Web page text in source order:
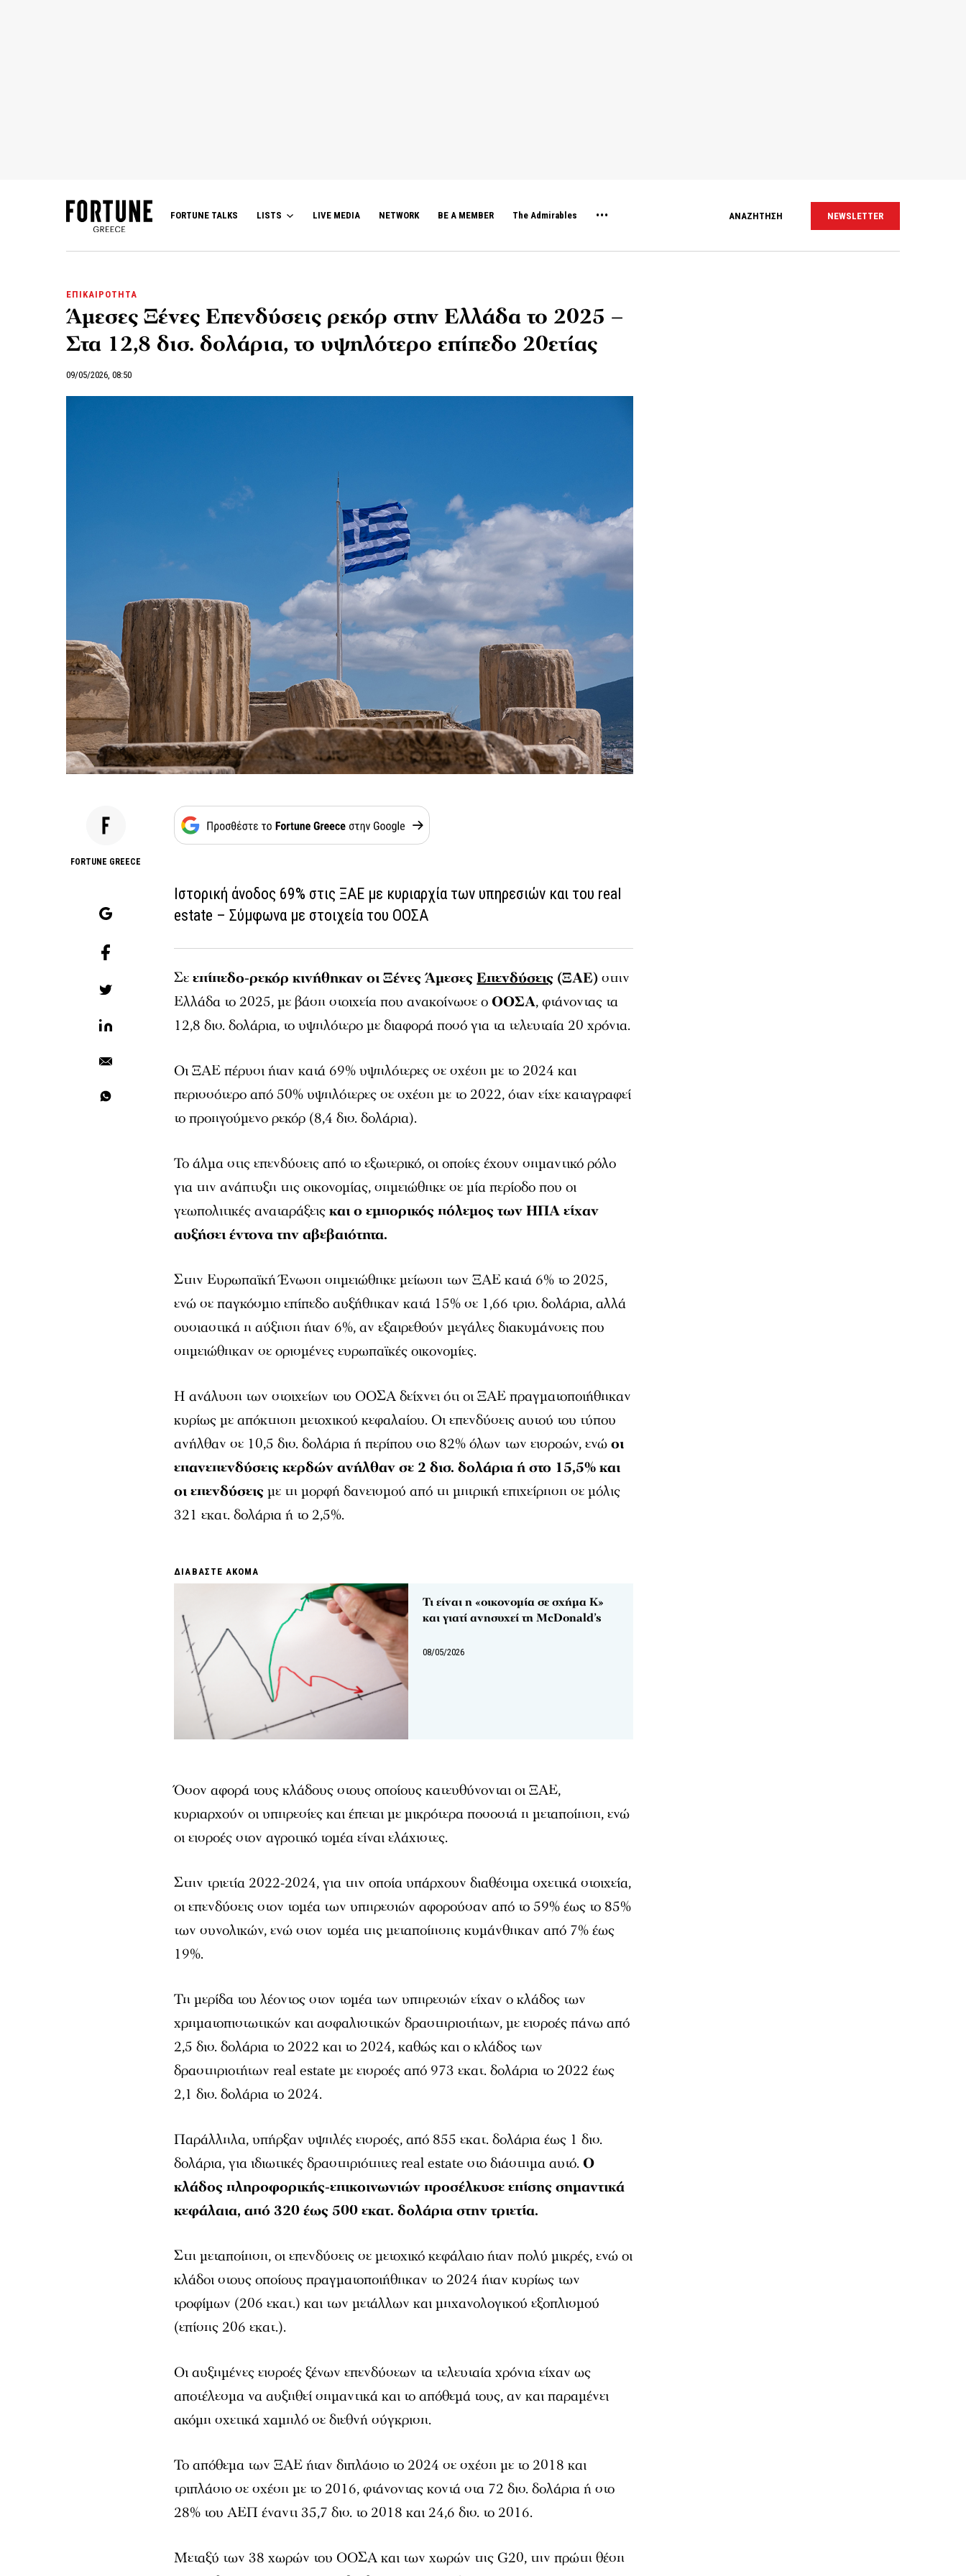
FORTUNE TALKS LISTS LIVE MEDIA NETWORK BE A MEMBER The Admirables ΑΝΑΖΗΤΗΣΗ NEWSLETTER
ΕΠΙΚΑΙΡΟΤΗΤΑ
Άμεσες Ξένες Επενδύσεις ρεκόρ στην Ελλάδα το 2025 –
Στα 12,8 δισ. δολάρια, το υψηλότερο επίπεδο 20ετίας
09/05/2026, 08:50
FORTUNE GREECE
Ιστορική άνοδος 69% στις ΞΑΕ με κυριαρχία των υπηρεσιών και του real
estate – Σύμφωνα με στοιχεία του ΟΟΣΑ
Σεεπίπεδο-ρεκόρ κινήθηκαν οι Ξένες ΆμεσεςΕπενδύσεις (ΞΑΕ)στην
Ελλάδα το 2025, με βάση στοιχεία που ανακοίνωσε οΟΟΣΑ, φτάνοντας τα
12,8 δισ. δολάρια, το υψηλότερο με διαφορά ποσό για τα τελευταία 20 χρόνια.
Οι ΞΑΕ πέρυσι ήταν κατά 69% υψηλότερες σε σχέση με το 2024 και
περισσότερο από 50% υψηλότερες σε σχέση με το 2022, όταν είχε καταγραφεί
το προηγούμενο ρεκόρ (8,4 δισ. δολάρια).
Το άλμα στις επενδύσεις από το εξωτερικό, οι οποίες έχουν σημαντικό ρόλο
για την ανάπτυξη της οικονομίας, σημειώθηκε σε μία περίοδο που οι
γεωπολιτικές αναταράξειςκαι ο εμπορικός πόλεμος των ΗΠΑ είχαν
αυξήσει έντονα την αβεβαιότητα.
Στην Ευρωπαϊκή Ένωση σημειώθηκε μείωση των ΞΑΕ κατά 6% το 2025,
ενώ σε παγκόσμιο επίπεδο αυξήθηκαν κατά 15% σε 1,66 τρισ. δολάρια, αλλά
ουσιαστικά η αύξηση ήταν 6%, αν εξαιρεθούν μεγάλες διακυμάνσεις που
σημειώθηκαν σε ορισμένες ευρωπαϊκές οικονομίες.
Η ανάλυση των στοιχείων του ΟΟΣΑ δείχνει ότι οι ΞΑΕ πραγματοποιήθηκαν
κυρίως με απόκτηση μετοχικού κεφαλαίου. Οι επενδύσεις αυτού του τύπου
ανήλθαν σε 10,5 δισ. δολάρια ή περίπου στο 82% όλων των εισροών, ενώοι
επανεπενδύσεις κερδών ανήλθαν σε 2 δισ. δολάρια ή στο 15,5% και
οι επενδύσειςμε τη μορφή δανεισμού από τη μητρική επιχείρηση σε μόλις
321 εκατ. δολάρια ή το 2,5%.
ΔΙΑΒΑΣΤΕ ΑΚΟΜΑ
Τι είναι η «οικονομία σε σχήμα K»
και γιατί ανησυχεί τη McDonald’s
08/05/2026
Όσον αφορά τους κλάδους στους οποίους κατευθύνονται οι ΞΑΕ,
κυριαρχούν οι υπηρεσίες και έπεται με μικρότερα ποσοστά η μεταποίηση, ενώ
οι εισροές στον αγροτικό τομέα είναι ελάχιστες.
Στην τριετία 2022-2024, για την οποία υπάρχουν διαθέσιμα σχετικά στοιχεία,
οι επενδύσεις στον τομέα των υπηρεσιών αφορούσαν από το 59% έως το 85%
των συνολικών, ενώ στον τομέα της μεταποίησης κυμάνθηκαν από 7% έως
19%.
Τη μερίδα του λέοντος στον τομέα των υπηρεσιών είχαν ο κλάδος των
χρηματοπιστωτικών και ασφαλιστικών δραστηριοτήτων, με εισροές πάνω από
2,5 δισ. δολάρια το 2022 και το 2024, καθώς και ο κλάδος των
δραστηριοτήτων real estate με εισροές από 973 εκατ. δολάρια το 2022 έως
2,1 δισ. δολάρια το 2024.
Παράλληλα, υπήρξαν υψηλές εισροές, από 855 εκατ. δολάρια έως 1 δισ.
δολάρια, για ιδιωτικές δραστηριότητες real estate στο διάστημα αυτό. Ο
κλάδος πληροφορικής-επικοινωνιών προσέλκυσε επίσης σημαντικά
κεφάλαια, από 320 έως 500 εκατ. δολάρια στην τριετία.
Στη μεταποίηση, οι επενδύσεις σε μετοχικό κεφάλαιο ήταν πολύ μικρές, ενώ οι
κλάδοι στους οποίους πραγματοποιήθηκαν το 2024 ήταν κυρίως των
τροφίμων (206 εκατ.) και των μετάλλων και μηχανολογικού εξοπλισμού
(επίσης 206 εκατ.).
Οι αυξημένες εισροές ξένων επενδύσεων τα τελευταία χρόνια είχαν ως
αποτέλεσμα να αυξηθεί σημαντικά και το απόθεμά τους, αν και παραμένει
ακόμη σχετικά χαμηλό σε διεθνή σύγκριση.
Το απόθεμα των ΞΑΕ ήταν διπλάσιο το 2024 σε σχέση με το 2018 και
τριπλάσιο σε σχέση με το 2016, φτάνοντας κοντά στα 72 δισ. δολάρια ή στο
28% του ΑΕΠ έναντι 35,7 δισ. το 2018 και 24,6 δισ. το 2016.
Μεταξύ των 38 χωρών του ΟΟΣΑ και των χωρών της G20, την πρώτη θέση